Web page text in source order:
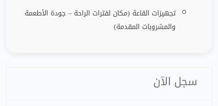
تجهيزات القاعة (مكان لفترات الراحة –جودة الأطعمة
والمشروبات المقدمة)
سجل الآن